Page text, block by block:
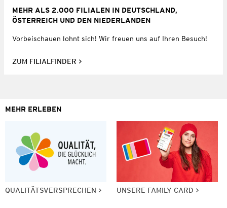
MEHR ALS 2.000 FILIALEN IN DEUTSCHLAND,
ÖSTERREICH UND DEN NIEDERLANDEN
Vorbeischauen lohnt sich! Wir freuen uns auf Ihren Besuch!
ZUM FILIALFINDER
MEHR ERLEBEN
QUALITÄTSVERSPRECHEN UNSERE FAMILY CARD